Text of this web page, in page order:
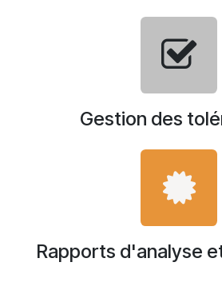
Gestion des
Rapports d'analyse